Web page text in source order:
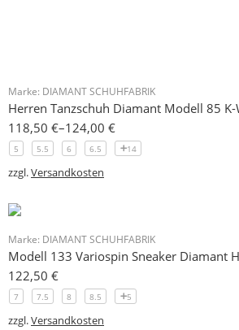
Marke: DIAMANT SCHUHFABRIK
118,50 €–124,00 €
5 5.5 6 6.5 14
zzgl.Versandkosten
Marke: DIAMANT SCHUHFABRIK
122,50 €
7 7.5 8 8.5 5
zzgl.Versandkosten